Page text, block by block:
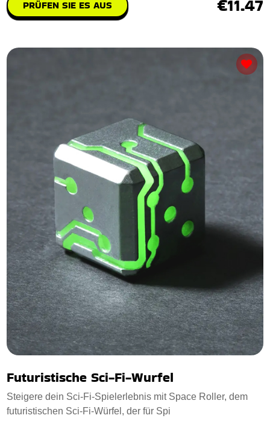
PRÜFEN SIE ES AUS €11.47
Futuristische Sci-Fi-Wurfel
Steigere dein Sci-Fi-Spielerlebnis mit Space Roller, dem
futuristischen Sci-Fi-Würfel, der für Spi